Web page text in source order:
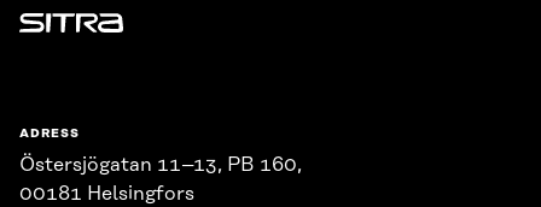
Sitra
ADRESS
Östersjögatan 11–13, PB 160,
00181 Helsingfors